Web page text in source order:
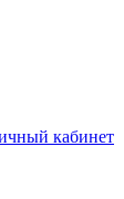
кабинет